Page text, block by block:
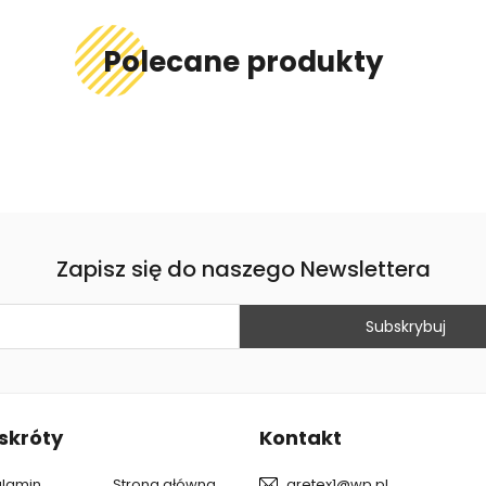
Polecane produkty
Zapisz się do naszego Newslettera
Kontakt